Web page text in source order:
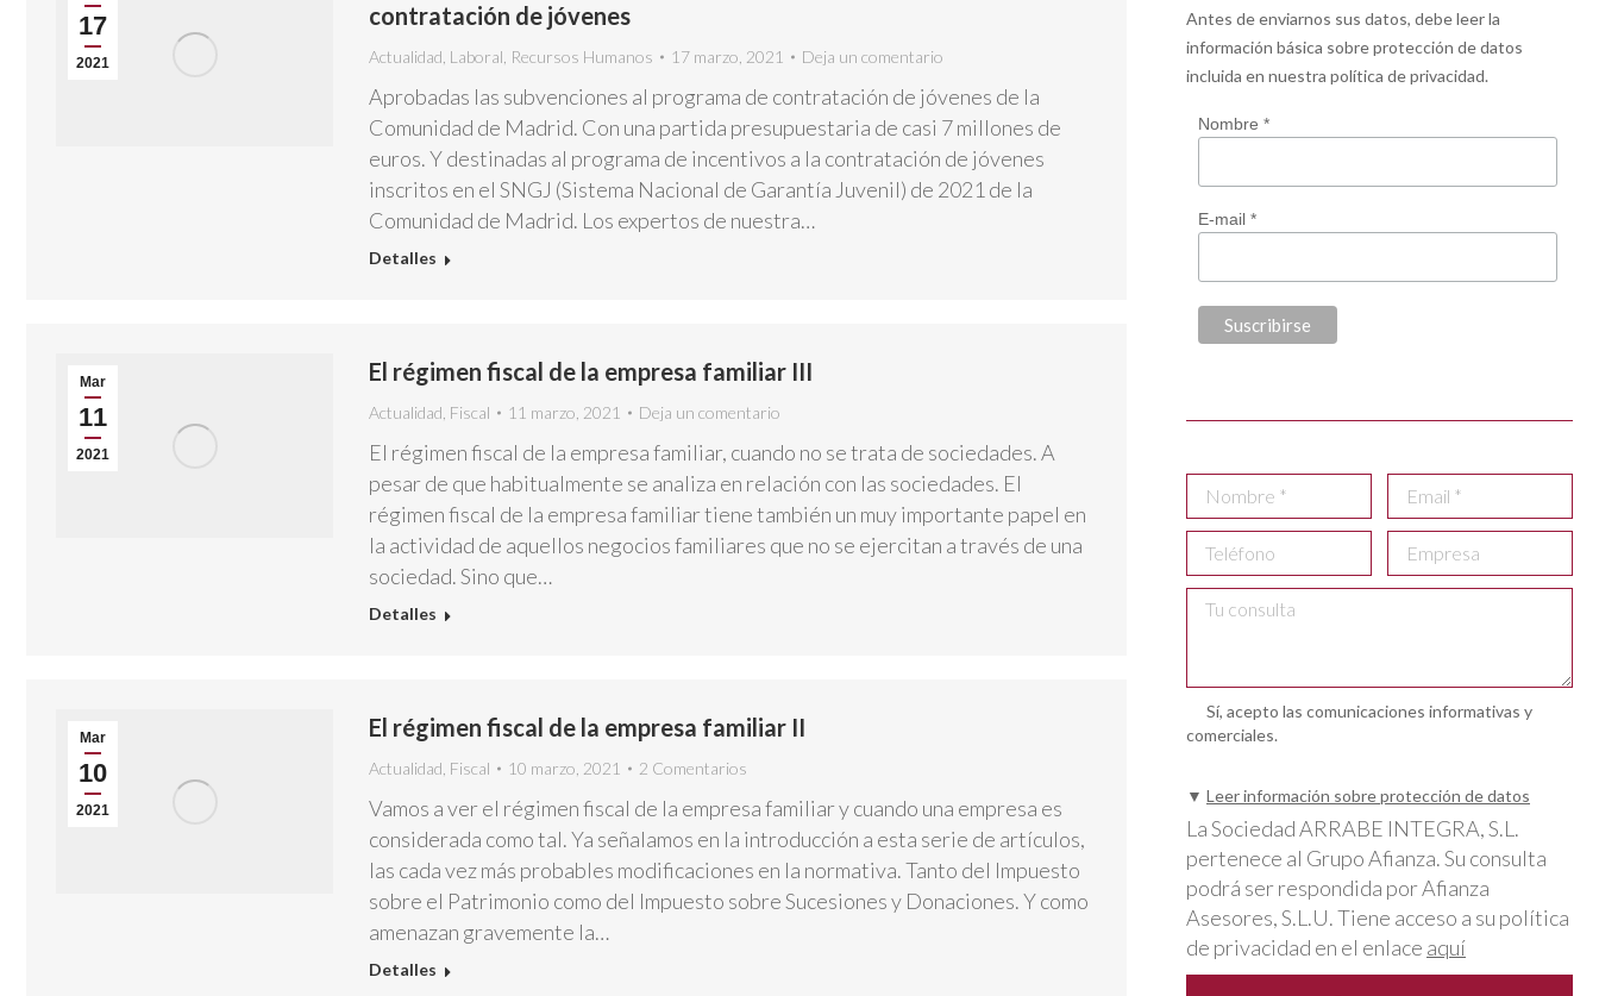
17
2021
contratación de jóvenes
Actualidad Laboral Recursos Humanos 17 marzo, 2021 Deja un comentario
Aprobadas las subvenciones al programa de contratación de jóvenes de la
Comunidad de Madrid. Con una partida presupuestaria de casi 7 millones de
euros. Y destinadas al programa de incentivos a la contratación de jóvenes
inscritos en el SNGJ (Sistema Nacional de Garantía Juvenil) de 2021 de la
Comunidad de Madrid. Los expertos de nuestra…
Detalles
Mar
11
2021
El régimen fiscal de la empresa familiar III
Actualidad Fiscal 11 marzo, 2021 Deja un comentario
El régimen fiscal de la empresa familiar, cuando no se trata de sociedades. A
pesar de que habitualmente se analiza en relación con las sociedades. El
régimen fiscal de la empresa familiar tiene también un muy importante papel en
la actividad de aquellos negocios familiares que no se ejercitan a través de una
sociedad. Sino que…
Detalles
Mar
10
2021
El régimen fiscal de la empresa familiar II
Actualidad Fiscal 10 marzo, 2021 2 Comentarios
Vamos a ver el régimen fiscal de la empresa familiar y cuando una empresa es
considerada como tal. Ya señalamos en la introducción a esta serie de artículos,
las cada vez más probables modificaciones en la normativa. Tanto del Impuesto
sobre el Patrimonio como del Impuesto sobre Sucesiones y Donaciones. Y como
amenazan gravemente la…
Detalles
Antes de enviarnos sus datos, debe leer la
información básica sobre protección de datos
incluida en nuestra política de privacidad.
Nombre *
E-mail *
Sí, acepto las comunicaciones informativas y
comerciales.
▼ Leer información sobre protección de datos
La Sociedad ARRABE INTEGRA, S.L.
pertenece al Grupo Afianza. Su consulta
podrá ser respondida por Afianza
Asesores, S.L.U. Tiene acceso a su política
de privacidad en el enlace aquí